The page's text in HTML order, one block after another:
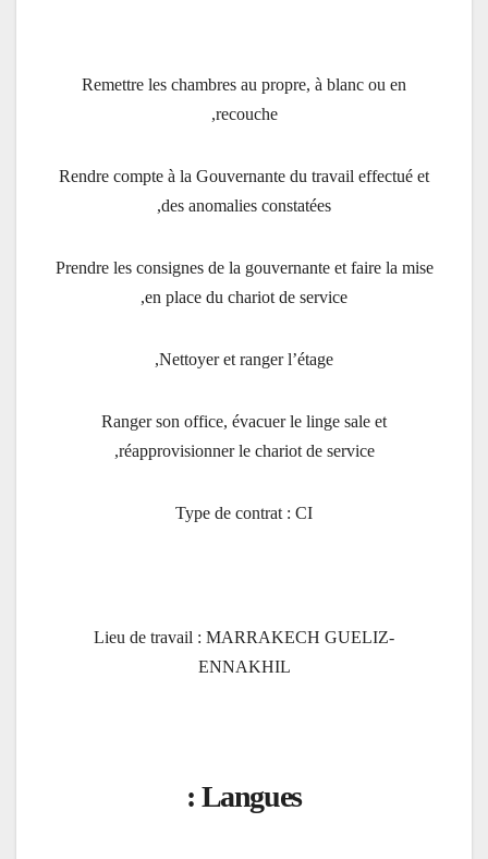
Remettre les chambres au propre, à blanc ou en
recouche,
Rendre compte à la Gouvernante du travail effectué et
des anomalies constatées,
Prendre les consignes de la gouvernante et faire la mise
en place du chariot de service,
Nettoyer et ranger l’étage,
Ranger son office, évacuer le linge sale et
réapprovisionner le chariot de service,
Type de contrat : CI
Lieu de travail : MARRAKECH GUELIZ-
ENNAKHIL
Langues :